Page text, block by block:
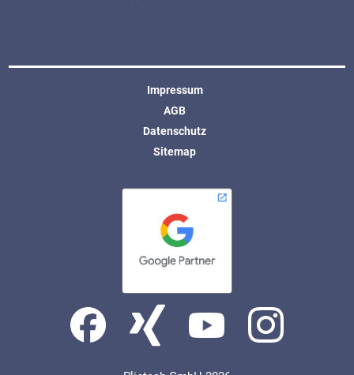
Impressum
AGB
Datenschutz
Sitemap